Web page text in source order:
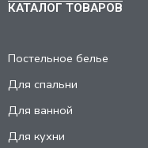
КАТАЛОГ ТОВАРОВ
Постельное белье
Для спальни
Для ванной
Для кухни